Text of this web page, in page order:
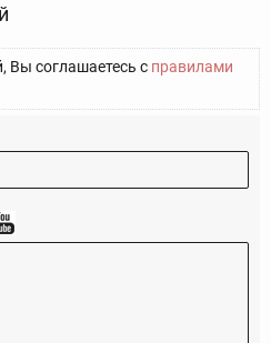
Вы соглашаетесь с правилами